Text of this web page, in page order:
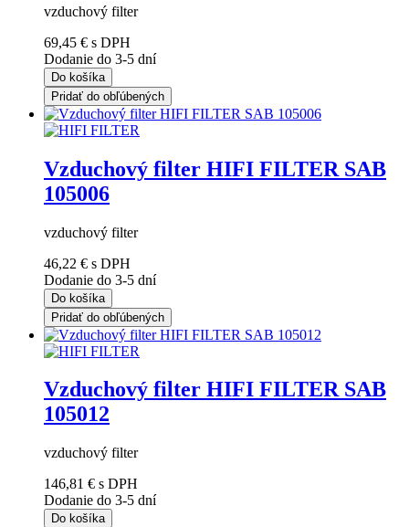
vzduchový filter
69,45 € s DPH
Dodanie do 3-5 dní
Do košíka
Pridať do obľúbených
Vzduchový filter HIFI FILTER SAB
105006
vzduchový filter
46,22 € s DPH
Dodanie do 3-5 dní
Do košíka
Pridať do obľúbených
Vzduchový filter HIFI FILTER SAB
105012
vzduchový filter
146,81 € s DPH
Dodanie do 3-5 dní
Do košíka